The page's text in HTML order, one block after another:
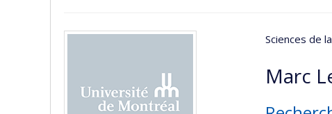
Sciences de
Marc